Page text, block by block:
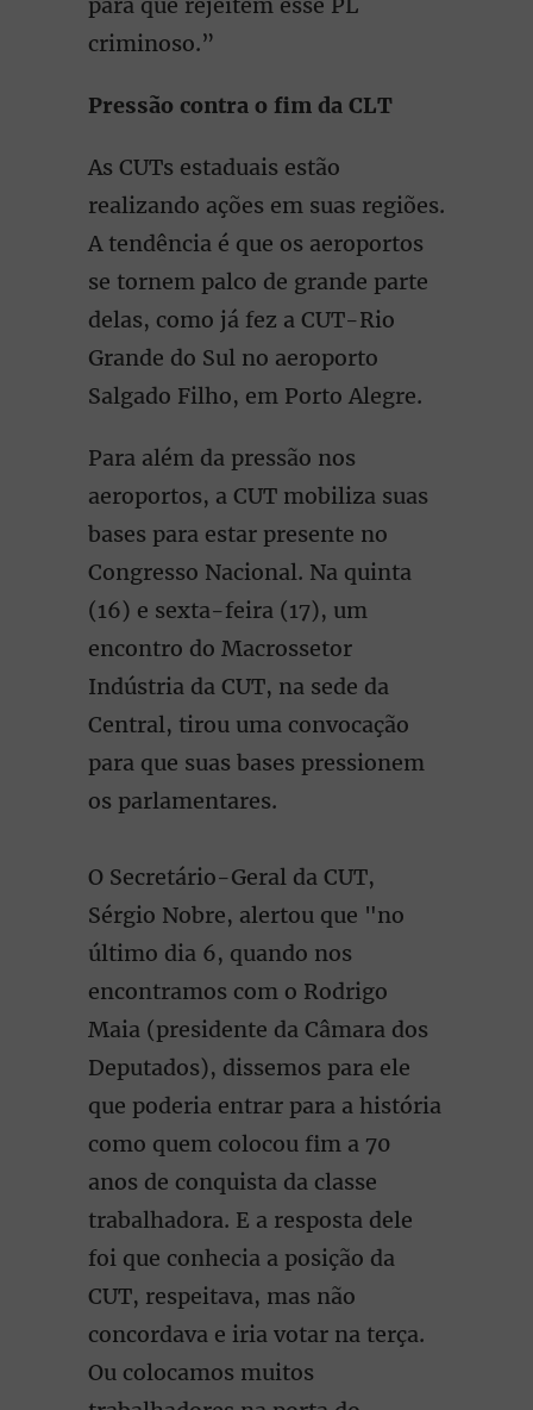
criminoso.”
Pressão contra o fim da CLT
As CUTs estaduais estão
realizando ações em suas regiões.
A tendência é que os aeroportos
se tornem palco de grande parte
delas, como já fez a CUT-Rio
Grande do Sul no aeroporto
Salgado Filho, em Porto Alegre.
Para além da pressão nos
aeroportos, a CUT mobiliza suas
bases para estar presente no
Congresso Nacional. Na quinta
(16) e sexta-feira (17), um
encontro do Macrossetor
Indústria da CUT, na sede da
Central, tirou uma convocação
para que suas bases pressionem
os parlamentares.
O Secretário-Geral da CUT,
Sérgio Nobre, alertou que "no
último dia 6, quando nos
encontramos com o Rodrigo
Maia (presidente da Câmara dos
Deputados), dissemos para ele
que poderia entrar para a história
como quem colocou fim a 70
anos de conquista da classe
trabalhadora. E a resposta dele
foi que conhecia a posição da
CUT, respeitava, mas não
concordava e iria votar na terça.
Ou colocamos muitos